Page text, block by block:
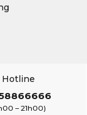
Hotline
– 21h00)